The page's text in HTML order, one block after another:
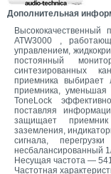
Дополнительная
Высококачественный
ATW3000 ,
управлением,
постоянный
синтезированных
приемника выбирает
приемника, уменьшая
ToneLock
поставляя
защищает
заземления,
сигнала,
несбалансированный
Несущая частота —
Частотная